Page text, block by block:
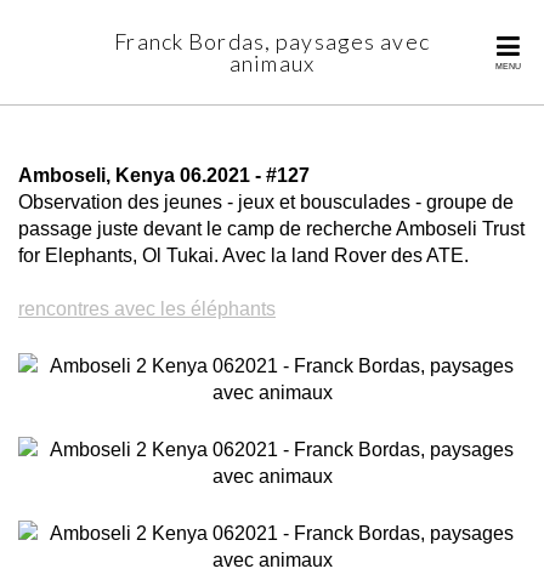
MENU
Franck Bordas, paysages avec
animaux
Amboseli, Kenya 06.2021 - #127
Observation des jeunes - jeux et bousculades - groupe de
passage juste devant le camp de recherche Amboseli Trust
for Elephants, Ol Tukai. Avec la land Rover des ATE.
rencontres avec les éléphants